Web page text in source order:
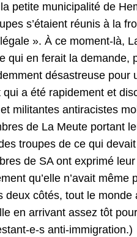
petite municipalité de
s’étaient réunis à la
». À ce moment-là,
qui en ferait la demande,
désastreuse pour
a été rapidement et
militantes antiracistes
de La Meute portant
troupes de ce qui
de SA ont exprimé
qu’elle n’avait
deux côtés, tout le monde
en arrivant assez tôt
e-s anti-immigration.)